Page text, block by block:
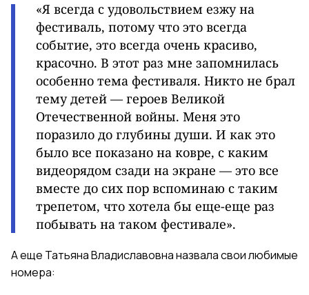
«Я всегда с удовольствием езжу на
фестиваль, потому что это всегда
событие, это всегда очень красиво,
красочно. В этот раз мне запомнилась
особенно тема фестиваля. Никто не брал
тему детей — героев Великой
Отечественной войны. Меня это
поразило до глубины души. И как это
было все показано на ковре, с каким
видеорядом сзади на экране — это все
вместе до сих пор вспоминаю с таким
трепетом, что хотела бы еще-еще раз
побывать на таком фестивале».
А еще Татьяна Владиславовна назвала свои любимые
номера: